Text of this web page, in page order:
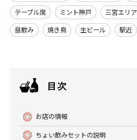
テーブル席
ミント神戸 三宮エリア
昼飲み
焼き鳥 生ビール 駅近
お店の情報
ちょい飲みセットの説明